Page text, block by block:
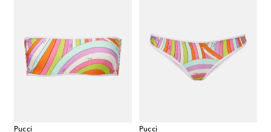
Pucci
Pucci